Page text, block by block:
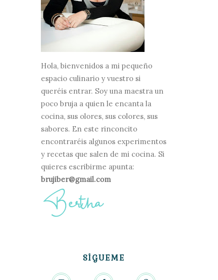
Hola, bienvenidos a mi pequeño
espacio culinario y vuestro si
queréis entrar. Soy una maestra un
poco bruja a quien le encanta la
cocina, sus olores, sus colores, sus
sabores. En este rinconcito
encontraréis algunos experimentos
y recetas que salen de mi cocina. Si
quieres escribirme apunta:
brujiber@gmail.com
SÍGUEME